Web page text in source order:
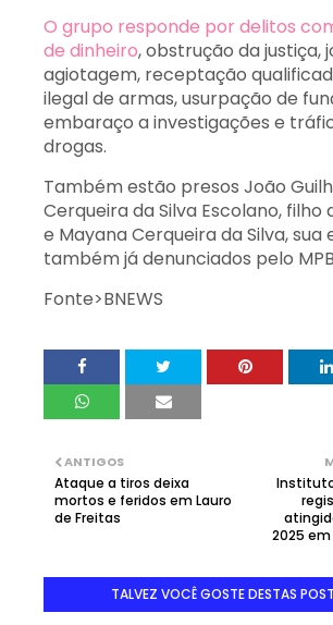
O grupo responde por delitos
de dinheiro, obstrução da justiça,
agiotagem, receptação
ilegal de armas, usurpação de
embaraço a investigações e
drogas.
Também estão presos João
Cerqueira da Silva Escolano, filho
e Mayana Cerqueira da Silva, sua
também já denunciados pelo
Fonte>BNEWS
2025 em
ANTIGOS
Ataque a tiros deixa
mortos e feridos em Lauro
de Freitas
TALVEZ VOCÊ GOSTE DESTAS